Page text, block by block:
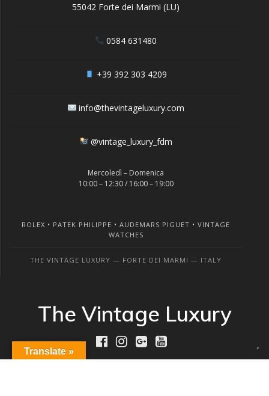
55042 Forte dei Marmi (LU)
0584 631480
+39 392 303 4209
info@thevintageluxury.com
@vintage_luxury_fdm
Mercoledì – Domenica
10:00 – 12:30 / 16:00 – 19:00
ROLEX • PATEK PHILIPPE • AUDEMARS PIGUET • VINTAGE
WATCHES
THE VINTAGE LUXURY — FORTE DEI MARMI — ITALY
The Vintage Luxury
Translate »